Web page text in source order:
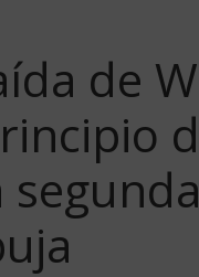
de
segunda